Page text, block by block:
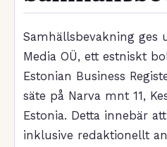
Samhällsbevakning ges
Media OÜ, ett estniskt
Estonian Business
säte på Narva mnt 11,
Estonia. Detta innebär
inklusive redaktionellt